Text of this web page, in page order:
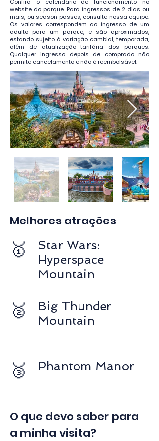
Confira o calendário de funcionamento no
website do parque. Para ingressos de 2 dias ou
mais, ou season passes, consulte nossa equipe.
Os valores correspondem ao ingresso de um
adulto para um parque, e são aproximados,
estando sujeito à variação cambial, temporada,
além de atualização tarifária dos parques.
Qualquer ingresso depois de comprado não
permite cancelamento e não é reembolsável.
Melhores atrações
🥇
Star Wars:
Hyperspace
Mountain
🥈
Big Thunder
Mountain
🥉 Phantom Manor
O que devo saber para
a minha visita?